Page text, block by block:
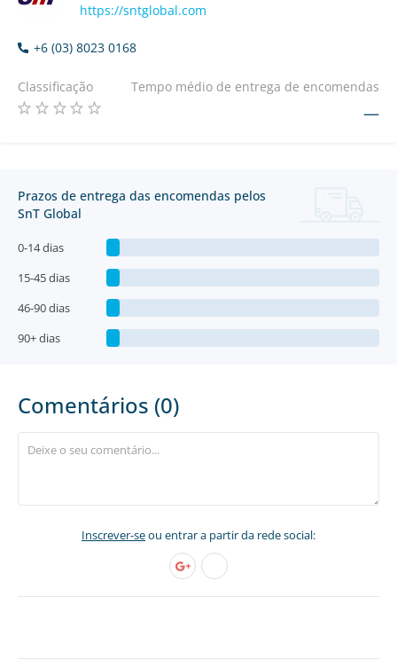
https://sntglobal.com
+6 (03) 8023 0168
Classificação Tempo médio de entrega de encomendas
—
Prazos de entrega das encomendas pelos
SnT Global
0-14 dias
15-45 dias
46-90 dias
90+ dias
Comentários (0)
Inscrever-seou entrar a partir da rede social: